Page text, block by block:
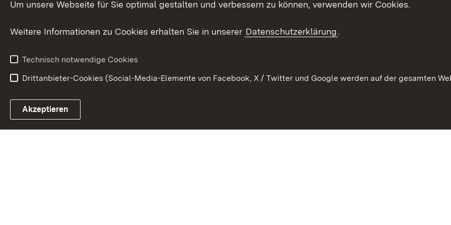
Link zum Landesportal
Um unsere Webseite für Sie optimal gestalten und verbessern zu können, verwenden wir Cookies.
Weitere Informationen zu Cookies erhalten Sie in unserer Datenschutzerklärung.
Technisch notwendige Cookies
Drittanbieter-Cookies (Social-Media-Elemente von Facebook, X / Twitter und Google werden auf der gesamten
Akzeptieren